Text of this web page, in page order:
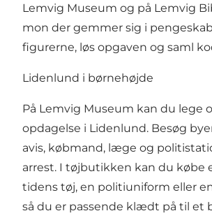
Lemvig Museum og på Lemvig
mon der gemmer sig i
figurerne, løs opgaven og saml
Lidenlund i børnehøjde
På Lemvig Museum kan du lege
opdagelse i Lidenlund. Besøg
avis, købmand, læge og
arrest. I tøjbutikken kan du købe
tidens tøj, en politiuniform eller
så du er passende klædt på til et